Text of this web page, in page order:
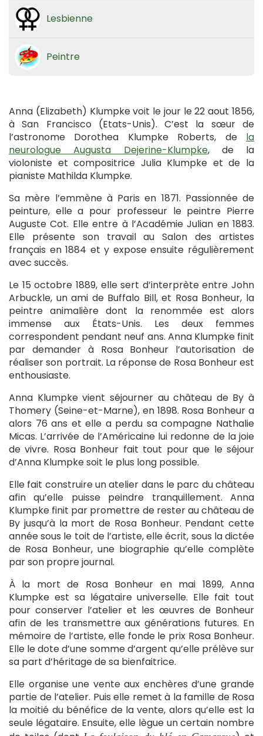
Lesbienne
Peintre
Anna (Elizabeth) Klumpke voit le jour le 22 aout 1856,
à San Francisco (Etats-Unis). C’est la sœur de
l’astronome Dorothea Klumpke Roberts, de la
neurologue Augusta Dejerine-Klumpke, de la
violoniste et compositrice Julia Klumpke et de la
pianiste Mathilda Klumpke.
Sa mère l’emmène à Paris en 1871. Passionnée de
peinture, elle a pour professeur le peintre Pierre
Auguste Cot. Elle entre à l’Académie Julian en 1883.
Elle présente son travail au Salon des artistes
français en 1884 et y expose ensuite régulièrement
avec succès.
Le 15 octobre 1889, elle sert d’interprète entre John
Arbuckle, un ami de Buffalo Bill, et Rosa Bonheur, la
peintre animalière dont la renommée est alors
immense aux États-Unis. Les deux femmes
correspondent pendant neuf ans. Anna Klumpke finit
par demander à Rosa Bonheur l’autorisation de
réaliser son portrait. La réponse de Rosa Bonheur est
enthousiaste.
Anna Klumpke vient séjourner au château de By à
Thomery (Seine-et-Marne), en 1898. Rosa Bonheur a
alors 76 ans et elle a perdu sa compagne Nathalie
Micas. L’arrivée de l’Américaine lui redonne de la joie
de vivre. Rosa Bonheur fait tout pour que le séjour
d’Anna Klumpke soit le plus long possible.
Elle fait construire un atelier dans le parc du château
afin qu’elle puisse peindre tranquillement. Anna
Klumpke finit par promettre de rester au château de
By jusqu’à la mort de Rosa Bonheur. Pendant cette
année sous le toit de l’artiste, elle écrit, sous la dictée
de Rosa Bonheur, une biographie qu’elle complète
par son propre journal.
À la mort de Rosa Bonheur en mai 1899, Anna
Klumpke est sa légataire universelle. Elle fait tout
pour conserver l’atelier et les œuvres de Bonheur
afin de les transmettre aux générations futures. En
mémoire de l’artiste, elle fonde le prix Rosa Bonheur.
Elle le dote d’une somme d’argent qu’elle prélève sur
sa part d’héritage de sa bienfaitrice.
Elle organise une vente aux enchères d’une grande
partie de l’atelier. Puis elle remet à la famille de Rosa
la moitié du bénéfice de la vente, alors qu’elle est la
seule légataire. Ensuite, elle lègue un certain nombre